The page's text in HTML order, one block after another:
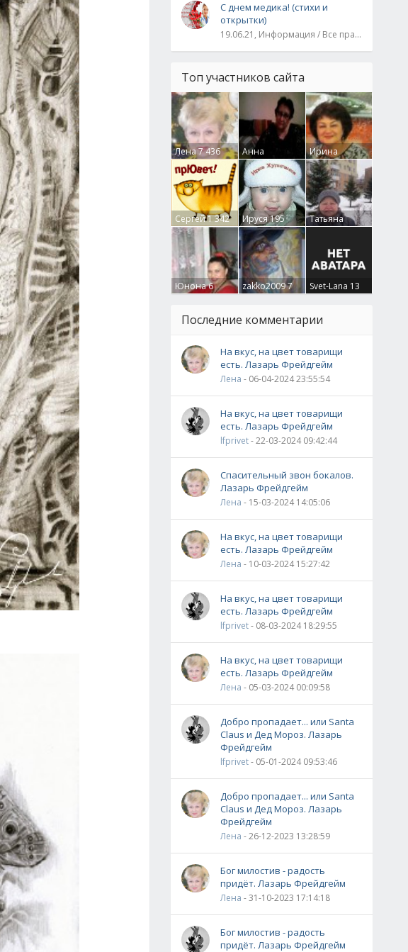
С днем медика! (стихи и
открытки)
19.06.21, Информация / Все праздники
Топ участников сайта
Лена7 436
Анна
Гумлевая0
Ирина
Бруцкая41
Сергей1 342 Ируся195
Татьяна
Крючкова0
Юнона6 zakko20097 Svet-Lana 13
Последние комментарии
На вкус, на цвет товарищи
есть. Лазарь Фрейдгейм
Лена - 06-04-2024 23:55:54
На вкус, на цвет товарищи
есть. Лазарь Фрейдгейм
lfprivet- 22-03-2024 09:42:44
Спасительный звон бокалов.
Лазарь Фрейдгейм
Лена - 15-03-2024 14:05:06
На вкус, на цвет товарищи
есть. Лазарь Фрейдгейм
Лена - 10-03-2024 15:27:42
На вкус, на цвет товарищи
есть. Лазарь Фрейдгейм
lfprivet- 08-03-2024 18:29:55
На вкус, на цвет товарищи
есть. Лазарь Фрейдгейм
Лена - 05-03-2024 00:09:58
Добро пропадает... или Santa
Claus и Дед Мороз. Лазарь
Фрейдгейм
lfprivet- 05-01-2024 09:53:46
Добро пропадает... или Santa
Claus и Дед Мороз. Лазарь
Фрейдгейм
Лена - 26-12-2023 13:28:59
Бог милостив - радость
придёт. Лазарь Фрейдгейм
Лена - 31-10-2023 17:14:18
Бог милостив - радость
придёт. Лазарь Фрейдгейм